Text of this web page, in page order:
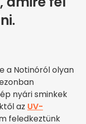
a Notinóról olyan
nyári sminkek
az UV-
feledkeztünk